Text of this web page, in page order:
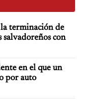
terminación de
salvadoreños con
en el que un
por auto